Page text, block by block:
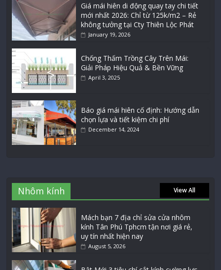
Giá mái hiên di động quay tay chi tiết
mới nhất 2026: Chỉ từ 125k/m2 – Rẻ
không tưởng tại Cty Thiên Lộc Phát
January 19, 2026
Chống Thấm Trồng Cây Trên Mái:
Giải Pháp Hiệu Quả & Bền Vững
April 3, 2025
Báo giá mái hiên cố định: Hướng dẫn
chọn lựa và tiết kiệm chi phí
December 14, 2024
Nhôm kính View All
Mách bạn 7 địa chỉ sửa cửa nhôm
kính Tân Phú Tphcm tận nơi giá rẻ,
uy tín nhất hiện nay
August 5, 2026